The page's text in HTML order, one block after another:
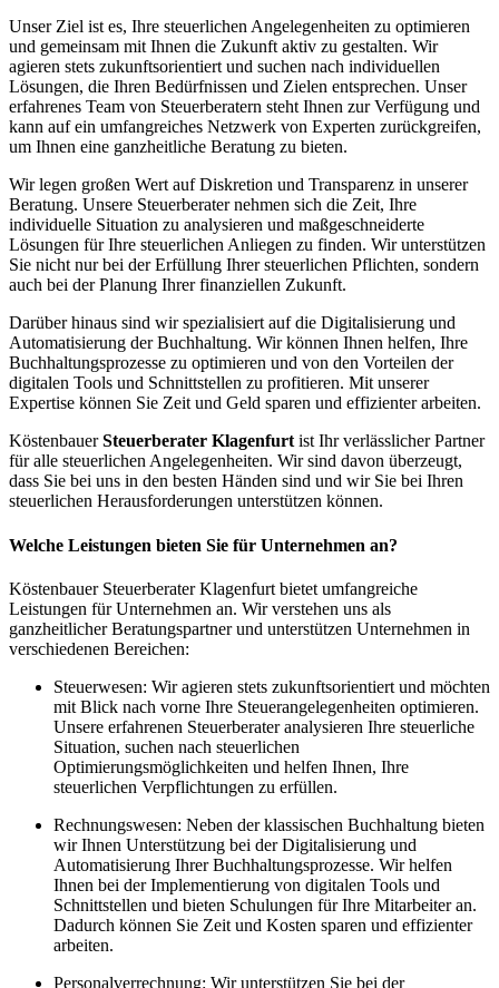
Unser Ziel ist es, Ihre steuerlichen Angelegenheiten zu optimieren
und gemeinsam mit Ihnen die Zukunft aktiv zu gestalten. Wir
agieren stets zukunftsorientiert und suchen nach individuellen
Lösungen, die Ihren Bedürfnissen und Zielen entsprechen. Unser
erfahrenes Team von Steuerberatern steht Ihnen zur Verfügung und
kann auf ein umfangreiches Netzwerk von Experten zurückgreifen,
um Ihnen eine ganzheitliche Beratung zu bieten.
Wir legen großen Wert auf Diskretion und Transparenz in unserer
Beratung. Unsere Steuerberater nehmen sich die Zeit, Ihre
individuelle Situation zu analysieren und maßgeschneiderte
Lösungen für Ihre steuerlichen Anliegen zu finden. Wir unterstützen
Sie nicht nur bei der Erfüllung Ihrer steuerlichen Pflichten, sondern
auch bei der Planung Ihrer finanziellen Zukunft.
Darüber hinaus sind wir spezialisiert auf die Digitalisierung und
Automatisierung der Buchhaltung. Wir können Ihnen helfen, Ihre
Buchhaltungsprozesse zu optimieren und von den Vorteilen der
digitalen Tools und Schnittstellen zu profitieren. Mit unserer
Expertise können Sie Zeit und Geld sparen und effizienter arbeiten.
KöstenbauerSteuerberater Klagenfurt ist Ihr verlässlicher Partner
für alle steuerlichen Angelegenheiten. Wir sind davon überzeugt,
dass Sie bei uns in den besten Händen sind und wir Sie bei Ihren
steuerlichen Herausforderungen unterstützen können.
Welche Leistungen bieten Sie für Unternehmen an?
Köstenbauer Steuerberater Klagenfurt bietet umfangreiche
Leistungen für Unternehmen an. Wir verstehen uns als
ganzheitlicher Beratungspartner und unterstützen Unternehmen in
verschiedenen Bereichen:
Steuerwesen: Wir agieren stets zukunftsorientiert und möchten
mit Blick nach vorne Ihre Steuerangelegenheiten optimieren.
Unsere erfahrenen Steuerberater analysieren Ihre steuerliche
Situation, suchen nach steuerlichen
Optimierungsmöglichkeiten und helfen Ihnen, Ihre
steuerlichen Verpflichtungen zu erfüllen.
Rechnungswesen: Neben der klassischen Buchhaltung bieten
wir Ihnen Unterstützung bei der Digitalisierung und
Automatisierung Ihrer Buchhaltungsprozesse. Wir helfen
Ihnen bei der Implementierung von digitalen Tools und
Schnittstellen und bieten Schulungen für Ihre Mitarbeiter an.
Dadurch können Sie Zeit und Kosten sparen und effizienter
arbeiten.
Personalverrechnung: Wir unterstützen Sie bei der